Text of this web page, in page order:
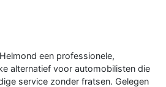
een professionele,
alternatief voor automobilisten die
service zonder fratsen. Gelegen